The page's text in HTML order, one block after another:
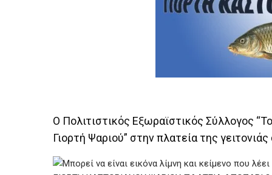
Ο Πολιτιστικός Εξωραϊστικός Σύλλογος
Γιορτή Ψαριού” στην πλατεία της